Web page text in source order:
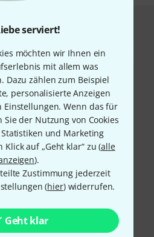
serviert!
möchten wir Ihnen ein
mit allem was
Dazu zählen zum Beispiel
personalisierte Anzeigen
Einstellungen. Wenn das für
Sie der Nutzung von Cookies
und Marketing
auf „Geht klar“ zu (alle
).
Zustimmung jederzeit
(hier) widerrufen.
Geht klar
sicher per Nachnahme,
Pay,Klarna Sofort bezahlen,
Kreditkarte.